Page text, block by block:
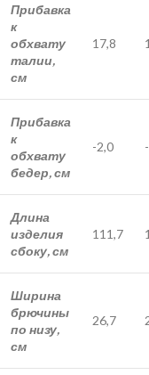
Прибавка
к
обхвату
талии,
см
17,8
Прибавка
к
обхвату
бедер, см
-2,0
Длина
изделия
сбоку, см
111,7
Ширина
брючины
по низу,
см
26,7